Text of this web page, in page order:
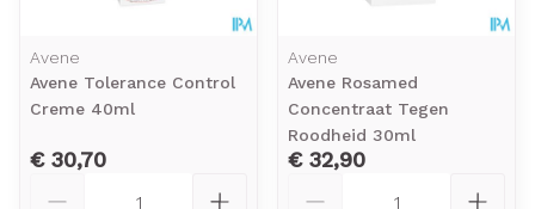
Avene
Avene Tolerance Control
Creme 40ml
€ 30,70
Avene
Avene Rosamed
Concentraat Tegen
Roodheid 30ml
€ 32,90